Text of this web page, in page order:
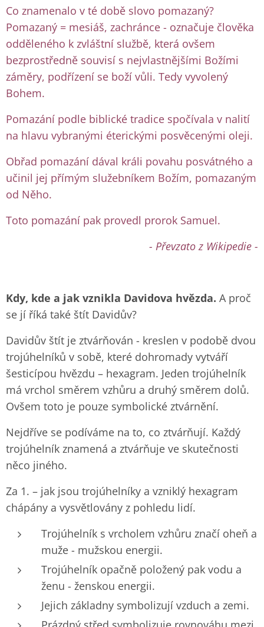
Co znamenalo v té době slovo pomazaný?
Pomazaný = mesiáš, zachránce - označuje člověka
odděleného k zvláštní službě, která ovšem
bezprostředně souvisí s nejvlastnějšími Božími
záměry, podřízení se boží vůli. Tedy vyvolený
Bohem.
Pomazání podle biblické tradice spočívala v nalití
na hlavu vybranými éterickými posvěcenými oleji.
Obřad pomazání dával králi povahu posvátného a
učinil jej přímým služebníkem Božím, pomazaným
od Něho.
Toto pomazání pak provedl prorok Samuel.
- Převzato z Wikipedie -
Kdy, kde a jak vznikla Davidova hvězda. A proč
se jí říká také štít Davidův?
Davidův štít je ztvárňován - kreslen v podobě dvou
trojúhelníků v sobě, které dohromady vytváří
šesticípou hvězdu – hexagram. Jeden trojúhelník
má vrchol směrem vzhůru a druhý směrem dolů.
Ovšem toto je pouze symbolické ztvárnění.
Nejdříve se podíváme na to, co ztvárňují. Každý
trojúhelník znamená a ztvárňuje ve skutečnosti
něco jiného.
Za 1. – jak jsou trojúhelníky a vzniklý hexagram
chápány a vysvětlovány z pohledu lidí.
Trojúhelník s vrcholem vzhůru značí oheň a
muže - mužskou energii.
Trojúhelník opačně položený pak vodu a
ženu - ženskou energii.
Jejich základny symbolizují vzduch a zemi.